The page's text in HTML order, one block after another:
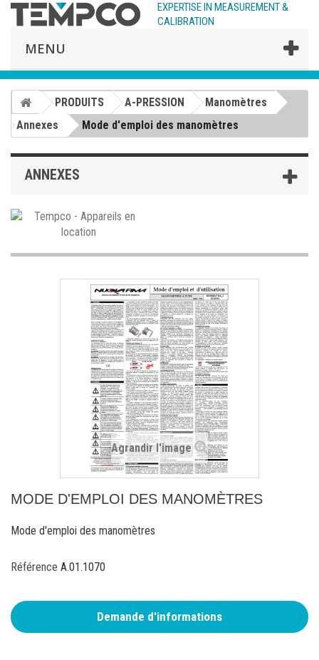
EXPERTISE IN MEASUREMENT &
CALIBRATION
MENU
PRODUITS A-PRESSION
Manomètres
Annexes
Mode d'emploi des manomètres
ANNEXES
Agrandir l'image
MODE D'EMPLOI DES MANOMÈTRES
Mode d'emploi des manomètres
Référence A.01.1070
Demande d'informations